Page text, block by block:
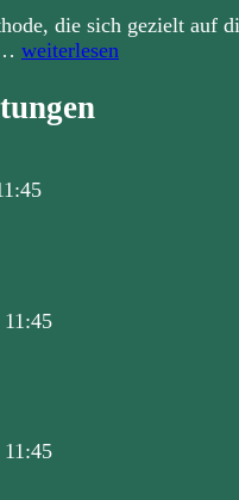
die sich gezielt auf
Faszien-
weiterlesen